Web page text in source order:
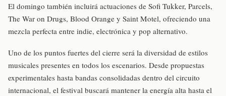
El domingo también incluirá actuaciones de Sofi Tukker, Parcels,
The War on Drugs, Blood Orange y Saint Motel, ofreciendo una
mezcla perfecta entre indie, electrónica y pop alternativo.
Uno de los puntos fuertes del cierre será la diversidad de estilos
musicales presentes en todos los escenarios. Desde propuestas
experimentales hasta bandas consolidadas dentro del circuito
internacional, el festival buscará mantener la energía alta hasta el